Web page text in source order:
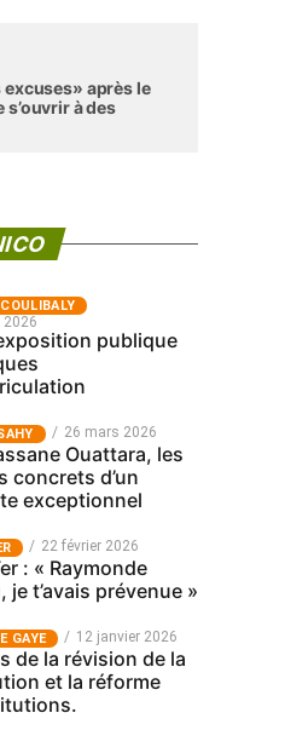
excuses» après le
à des
2026
publique
26 mars 2026
Ouattara, les
concrets d’un
exceptionnel
22 février 2026
: « Raymonde
je t’avais prévenue »
GAYE 12 janvier 2026
de la révision de la
et la réforme